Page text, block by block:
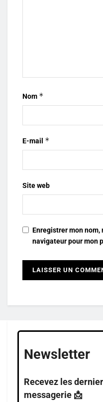
Nom *
E-mail *
Site web
Enregistrer mon
navigateur pour mon
Newsletter
Recevez les
messagerie 📩